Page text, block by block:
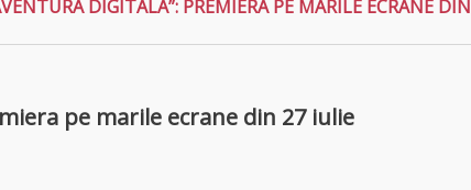
DIGITALA”: PREMIERA PE MARILE ECRANE DIN
pe marile ecrane din 27 iulie